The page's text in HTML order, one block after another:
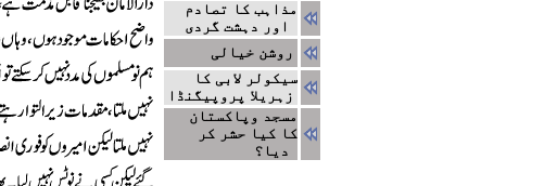
مذاہب کا تصادم
روشن خیالی
سیکولر لابی کا
زہریلا پروپیگنڈا
مسجد وپاکستان
کا کیا حشر کر